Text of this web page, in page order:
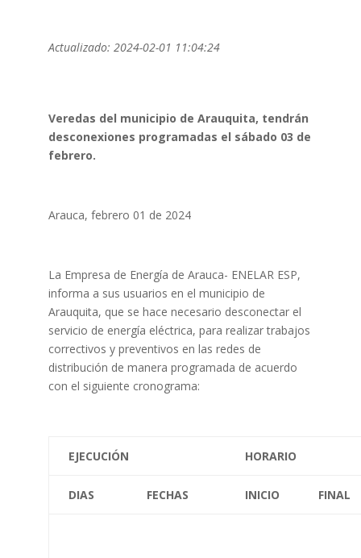
Actualizado: 2024-02-01 11:04:24
Veredas del municipio de Arauquita, tendrán
desconexiones programadas el sábado 03 de
febrero.
Arauca, febrero 01 de 2024
La Empresa de Energía de Arauca- ENELAR ESP,
informa a sus usuarios en el municipio de
Arauquita, que se hace necesario desconectar el
servicio de energía eléctrica, para realizar trabajos
correctivos y preventivos en las redes de
distribución de manera programada de acuerdo
con el siguiente cronograma:
EJECUCIÓN HORARIO
DIAS FECHAS INICIO FINAL